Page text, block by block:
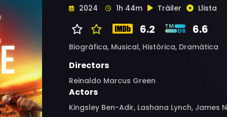
2024 1h 44m Tràiler Llista
6.2 6.6
Biogràfica, Musical, Històrica, Dramàtica
Directors
Reinaldo Marcus Green
Actors
Kingsley Ben-Adir, Lashana Lynch, James